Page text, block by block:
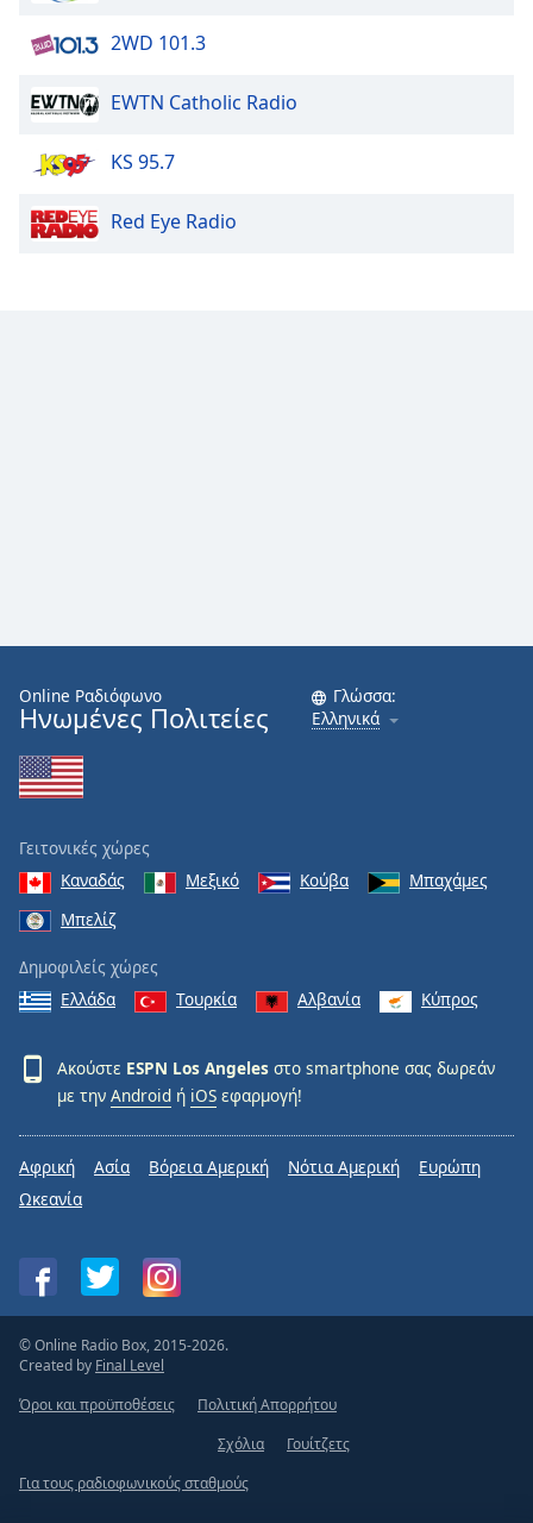
2WD 101.3
EWTN Catholic Radio
KS 95.7
Red Eye Radio
Online Ραδιόφωνο
Ηνωμένες Πολιτείες
Γλώσσα:
Ελληνικά
Γειτονικές χώρες
Καναδάς
Μεξικό Κούβα
Μπαχάμες
Μπελίζ
Δημοφιλείς χώρες
Ελλάδα
Τουρκία Αλβανία Κύπρος
Ακούστε ESPN Los Angeles στο smartphone σας δωρεάν
με την Android ή iOS εφαρμογή!
Αφρική Ασία Βόρεια Αμερική Νότια Αμερική
Ευρώπη
Ωκεανία
© Online Radio Box, 2015-2026.
Created by Final Level
Όροι και προϋποθέσεις
Πολιτική Απορρήτου
Σχόλια
Γουίτζετς
Για τους ραδιοφωνικούς σταθμούς